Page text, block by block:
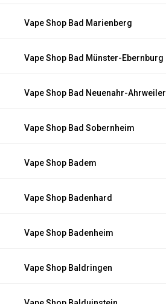
Vape Shop Bad Marienberg
Vape Shop Bad Münster-Ebernburg
Vape Shop Bad Neuenahr-Ahrweiler
Vape Shop Bad Sobernheim
Vape Shop Badem
Vape Shop Badenhard
Vape Shop Badenheim
Vape Shop Baldringen